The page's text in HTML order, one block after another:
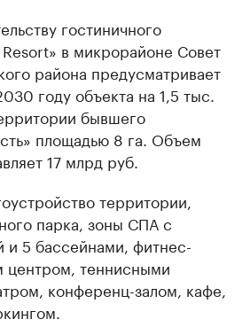
гостиничного
в микрорайоне Совет
района предусматривает
году объекта на 1,5 тыс.
бывшего
площадью 8 га. Объем
17 млрд руб.
территории,
парка, зоны СПА с
и 5 бассейнами, фитнес-
центром, теннисными
конференц-залом, кафе,